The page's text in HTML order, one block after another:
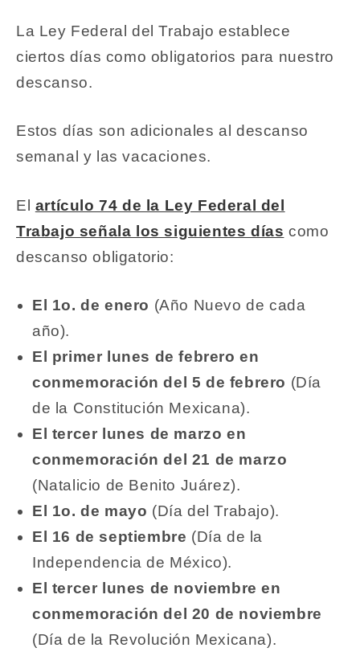
La Ley Federal del Trabajo establece
ciertos días como obligatorios para nuestro
descanso.
Estos días son adicionales al descanso
semanal y las vacaciones.
El artículo 74 de la Ley Federal del
Trabajo señala los siguientes días como
descanso obligatorio:
El 1o. de enero (Año Nuevo de cada
año).
El primer lunes de febrero en
conmemoración del 5 de febrero (Día
de la Constitución Mexicana).
El tercer lunes de marzo en
conmemoración del 21 de marzo
(Natalicio de Benito Juárez).
El 1o. de mayo (Día del Trabajo).
El 16 de septiembre (Día de la
Independencia de México).
El tercer lunes de noviembre en
conmemoración del 20 de noviembre
(Día de la Revolución Mexicana).